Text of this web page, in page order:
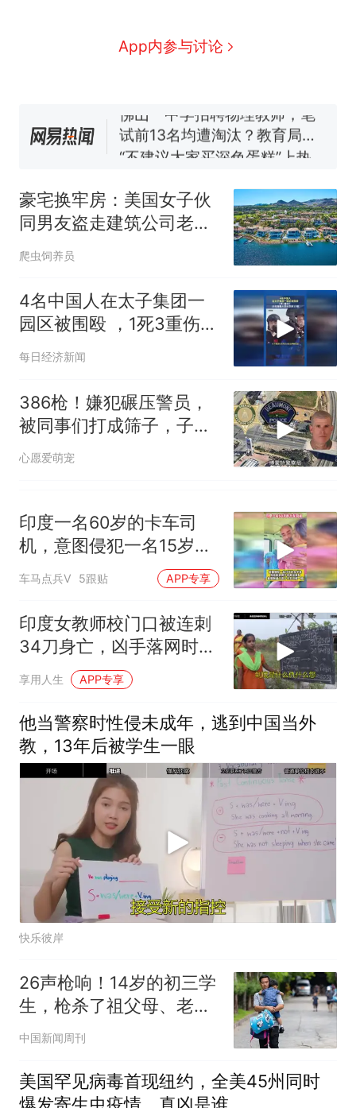
App内参与讨论
眼了……
空调24小时开着反而更省电？
已叫停招聘，成立调查组全面
核查
“不建议大家买深色蛋糕”上热
搜，网友：天塌了！
汁，致多名乘客在飞行途中排
队上厕所！乘客：机上100多
人只有2个厕所；客服回应：并
非每架飞机都会发放西梅汁
热
那个在床头放菜刀的女孩，
因老师一句“跟我回家”改写了
豪宅换牢房：美国女子伙
同男友盗走建筑公司老板
2600万美元终落网
爬虫饲养员
4名中国人在太子集团一
园区被围殴 ，1死3重伤！
15名施暴人员均获刑13年
每日经济新闻
386枪！嫌犯碾压警员，
被同事们打成筛子，子弹
堆中找到尸体！
心愿爱萌宠
印度一名60岁的卡车司
机，意图侵犯一名15岁的
女学生
车马点兵V 5跟贴 APP专享
印度女教师校门口被连刺
34刀身亡，凶手落网时竟
还穿着血衣
享用人生 APP专享
他当警察时性侵未成年，逃到中国当外
教，13年后被学生一眼
快乐彼岸
26声枪响！14岁的初三学
生，枪杀了祖父母、老
师、学生
中国新闻周刊
美国罕见病毒首现纽约，全美45州同时